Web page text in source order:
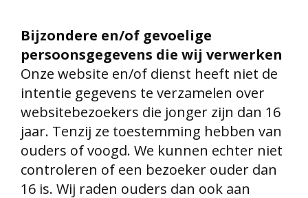
Bijzondere en/of gevoelige
persoonsgegevens die wij verwerken
Onze website en/of dienst heeft niet de
intentie gegevens te verzamelen over
websitebezoekers die jonger zijn dan 16
jaar. Tenzij ze toestemming hebben van
ouders of voogd. We kunnen echter niet
controleren of een bezoeker ouder dan
16 is. Wij raden ouders dan ook aan